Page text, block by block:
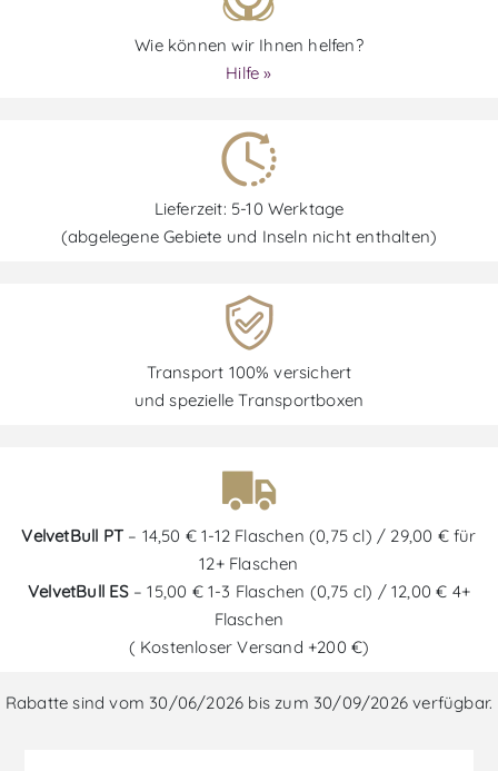
Wie können wir Ihnen helfen?
Hilfe »
Lieferzeit: 5-10 Werktage
(abgelegene Gebiete und Inseln nicht enthalten)
Transport 100% versichert
und spezielle Transportboxen
VelvetBull PT – 14,50 € 1-12 Flaschen (0,75 cl) / 29,00 € für
12+ Flaschen
VelvetBull ES– 15,00 € 1-3 Flaschen (0,75 cl) / 12,00 € 4+
Flaschen
( Kostenloser Versand +200 €)
Rabatte sind vom 30/06/2026 bis zum 30/09/2026 verfügbar.